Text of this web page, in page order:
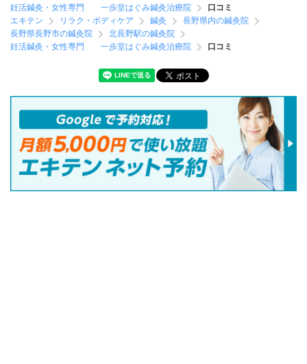
妊活鍼灸・女性専門 一歩堂はぐみ鍼灸治療院
口コミ
エキテン
リラク・ボディケア 鍼灸
長野県内の鍼灸院
長野県長野市の鍼灸院
北長野駅の鍼灸院
妊活鍼灸・女性専門 一歩堂はぐみ鍼灸治療院
口コミ